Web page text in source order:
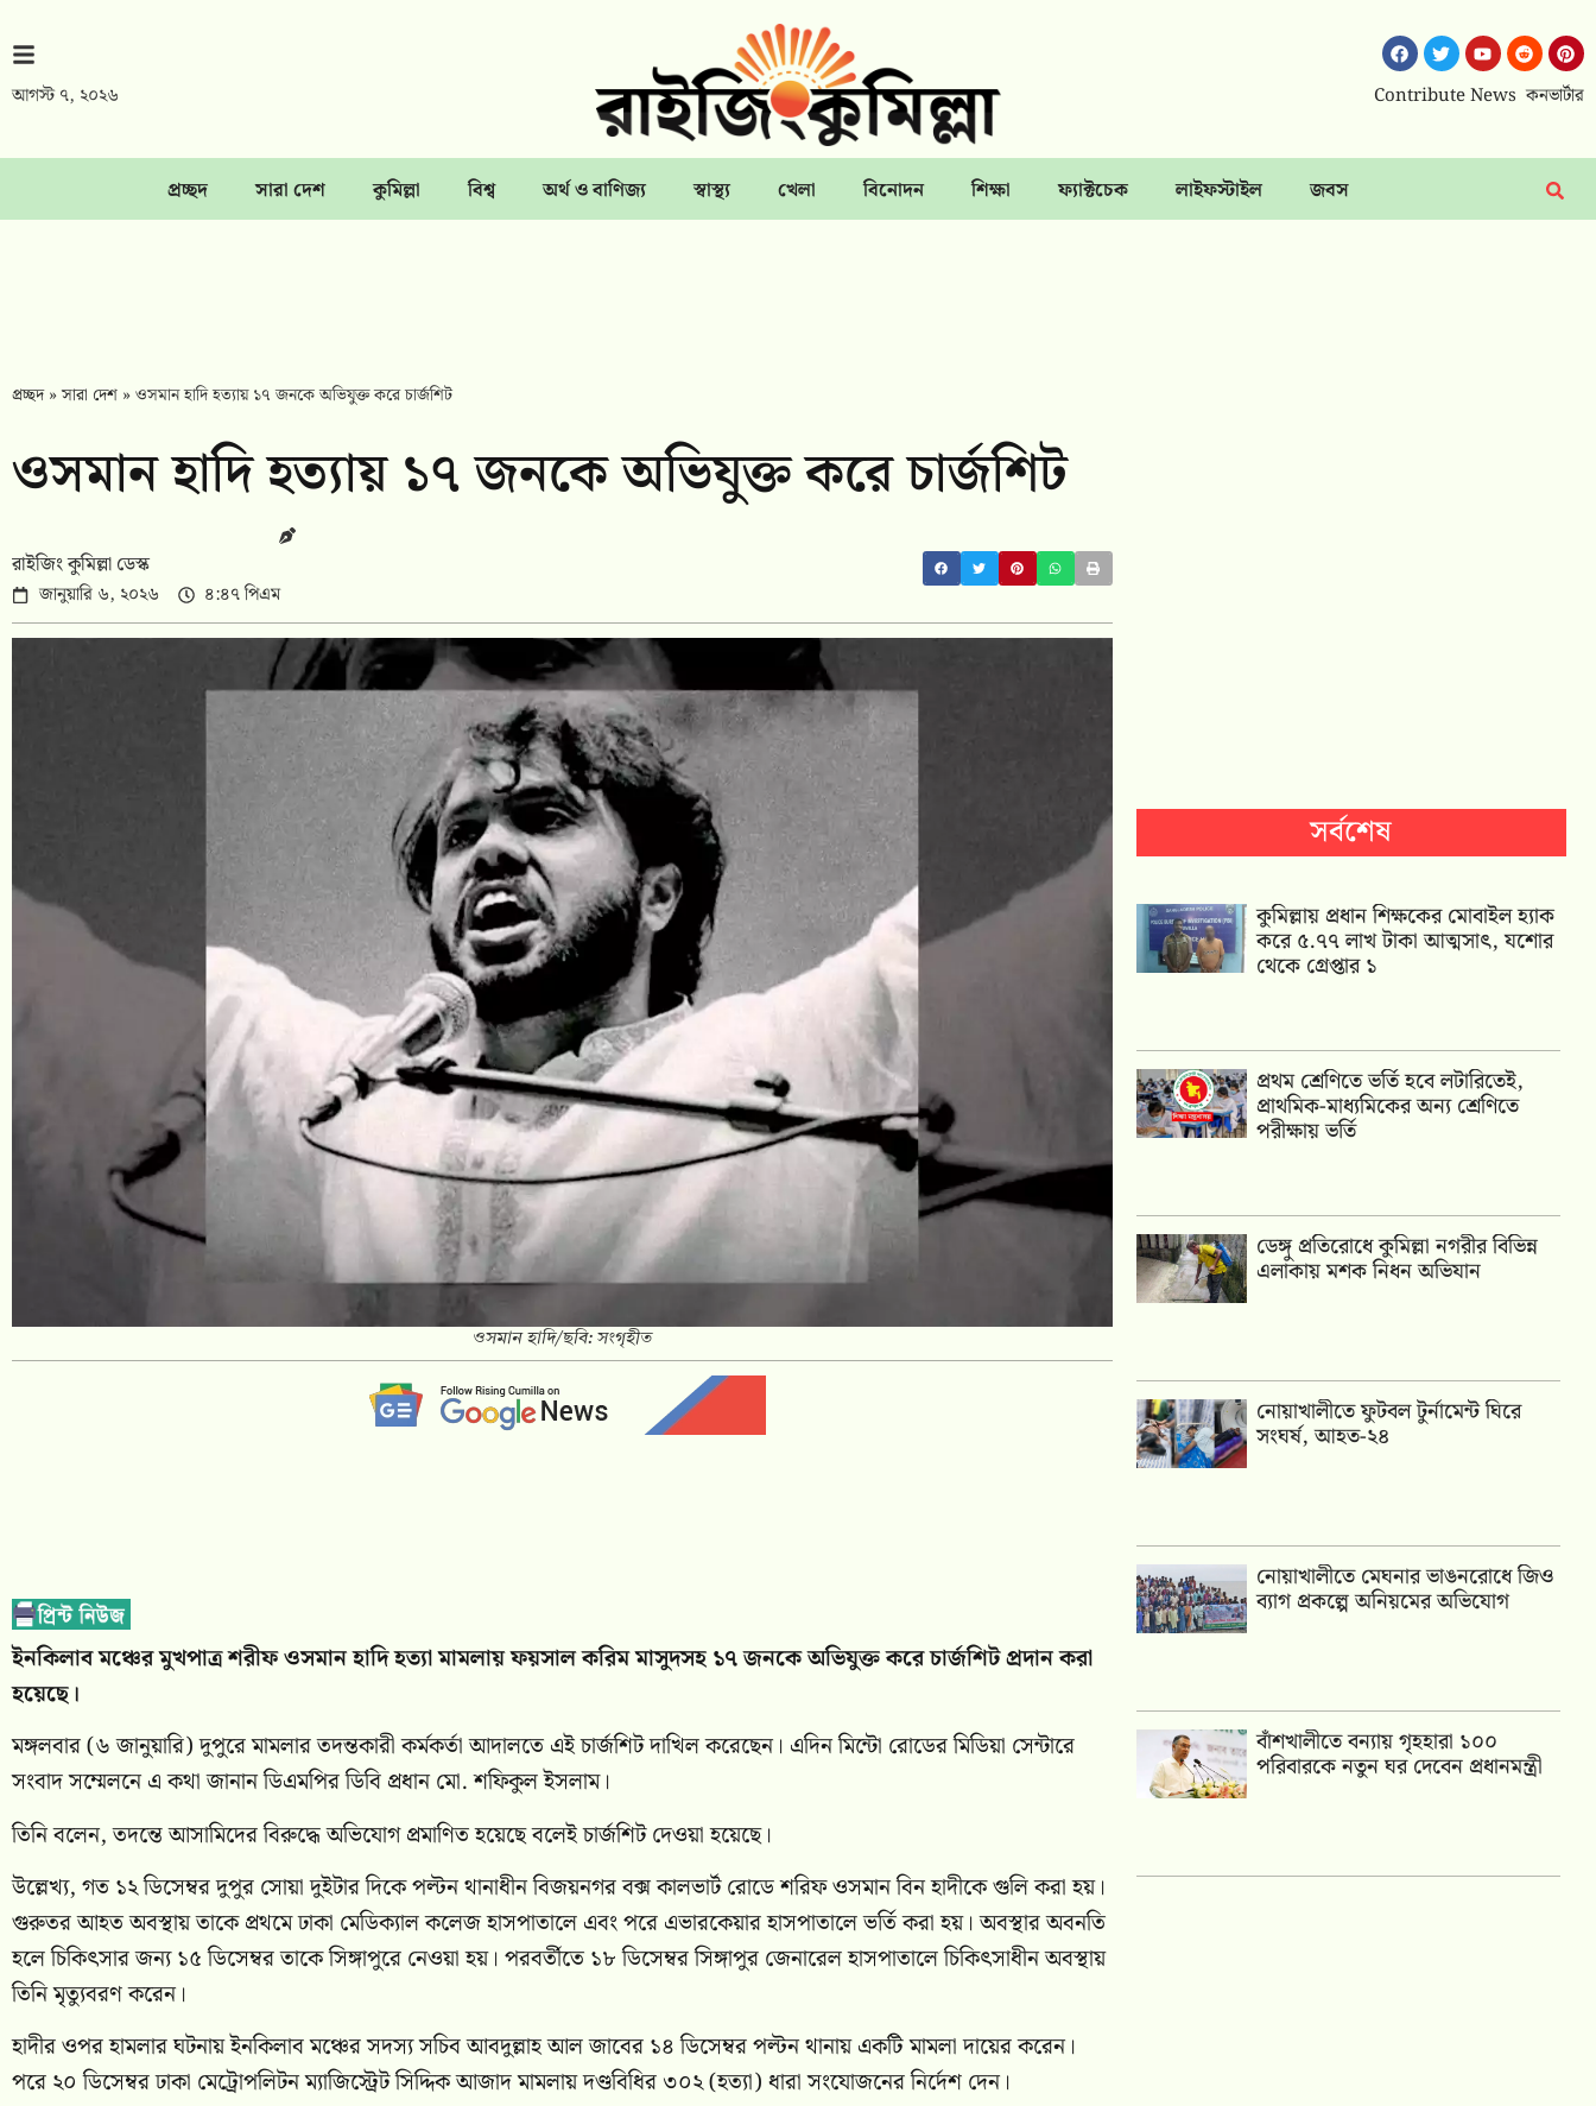
আগস্ট ৭, ২০২৬ Contribute News কনভার্টার
প্রচ্ছদ সারা দেশ কুমিল্লা বিশ্ব অর্থ ও বাণিজ্য স্বাস্থ্য খেলা বিনোদন শিক্ষা ফ্যাক্টচেক লাইফস্টাইল জবস
প্রচ্ছদ»সারা দেশ »ওসমান হাদি হত্যায় ১৭ জনকে অভিযুক্ত করে চার্জশিট
ওসমান হাদি হত্যায় ১৭ জনকে অভিযুক্ত করে চার্জশিট
রাইজিং কুমিল্লা ডেস্ক
জানুয়ারি ৬, ২০২৬ ৪:৪৭ পিএম
ওসমান হাদি/ছবি: সংগৃহীত
ইনকিলাব মঞ্চের মুখপাত্র শরীফ ওসমান হাদি হত্যা মামলায় ফয়সাল করিম মাসুদসহ ১৭ জনকে অভিযুক্ত করে চার্জশিট প্রদান করা
হয়েছে।
মঙ্গলবার (৬ জানুয়ারি) দুপুরে মামলার তদন্তকারী কর্মকর্তা আদালতে এই চার্জশিট দাখিল করেছেন। এদিন মিন্টো রোডের মিডিয়া সেন্টারে
সংবাদ সম্মেলনে এ কথা জানান ডিএমপির ডিবি প্রধান মো. শফিকুল ইসলাম।
তিনি বলেন, তদন্তে আসামিদের বিরুদ্ধে অভিযোগ প্রমাণিত হয়েছে বলেই চার্জশিট দেওয়া হয়েছে।
উল্লেখ্য, গত ১২ ডিসেম্বর দুপুর সোয়া দুইটার দিকে পল্টন থানাধীন বিজয়নগর বক্স কালভার্ট রোডে শরিফ ওসমান বিন হাদীকে গুলি করা হয়।
গুরুতর আহত অবস্থায় তাকে প্রথমে ঢাকা মেডিক্যাল কলেজ হাসপাতালে এবং পরে এভারকেয়ার হাসপাতালে ভর্তি করা হয়। অবস্থার অবনতি
হলে চিকিৎসার জন্য ১৫ ডিসেম্বর তাকে সিঙ্গাপুরে নেওয়া হয়। পরবর্তীতে ১৮ ডিসেম্বর সিঙ্গাপুর জেনারেল হাসপাতালে চিকিৎসাধীন অবস্থায়
তিনি মৃত্যুবরণ করেন।
হাদীর ওপর হামলার ঘটনায় ইনকিলাব মঞ্চের সদস্য সচিব আবদুল্লাহ আল জাবের ১৪ ডিসেম্বর পল্টন থানায় একটি মামলা দায়ের করেন।
পরে ২০ ডিসেম্বর ঢাকা মেট্রোপলিটন ম্যাজিস্ট্রেট সিদ্দিক আজাদ মামলায় দণ্ডবিধির ৩০২ (হত্যা) ধারা সংযোজনের নির্দেশ দেন।
সর্বশেষ
কুমিল্লায় প্রধান শিক্ষকের মোবাইল হ্যাক
করে ৫.৭৭ লাখ টাকা আত্মসাৎ, যশোর
থেকে গ্রেপ্তার ১
প্রথম শ্রেণিতে ভর্তি হবে লটারিতেই,
প্রাথমিক-মাধ্যমিকের অন্য শ্রেণিতে
পরীক্ষায় ভর্তি
ডেঙ্গু প্রতিরোধে কুমিল্লা নগরীর বিভিন্ন
এলাকায় মশক নিধন অভিযান
নোয়াখালীতে ফুটবল টুর্নামেন্ট ঘিরে
সংঘর্ষ, আহত-২৪
নোয়াখালীতে মেঘনার ভাঙনরোধে জিও
ব্যাগ প্রকল্পে অনিয়মের অভিযোগ
বাঁশখালীতে বন্যায় গৃহহারা ১০০
পরিবারকে নতুন ঘর দেবেন প্রধানমন্ত্রী